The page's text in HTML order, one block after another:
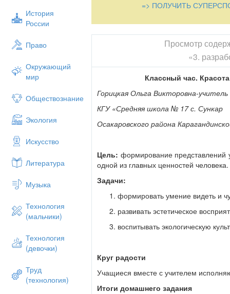
История
России
Право
Окружающий
мир
Обществознание
Экология
Искусство
Литература
Музыка
Технология
(мальчики)
Технология
(девочки)
Труд
(технология)
Продолжите теперь вы: Если люди:
2) Вырубят все деревья вокруг …
3)Уничтожат всех птиц…
4)Не будут благоустраивать свои
5) Разрушат сопки…
Да ,ребята ,из нашей игры мы видим
зависит от другого .
Чтение
Солнышко на восходе показалось и
и живительный для растения, как нам
же под каплями изменяющей цвет, что
для растений то же самое, что для
дерева, и вот оно сейчас от этой
одного берега на другой, а
ароматами, и будет оно цвести этой
Капли дождя - это дар неба - природе,
радовала нас своими яркими цветами
=> ПОЛУЧИТЬ
Просмотр
«3.
Классный час.
Горицкая Ольга Викторовна-учитель
КГУ «Средняя школа № 17 с. Сункар
Осакаровского района
Цель: формирование представлений
одной из главных ценностей человека.
Задачи:
формировать умение видеть и
развивать эстетическое
воспитывать экологическую
Круг радости
Учащиеся вместе с учителем
Итоги домашнего задания